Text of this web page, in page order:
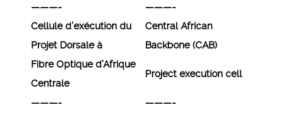
———-
———-
Cellule d’exécution du
Projet Dorsale à
Central African
Backbone (CAB)
Fibre Optique d’Afrique
Centrale
Project execution cell
———- ———-